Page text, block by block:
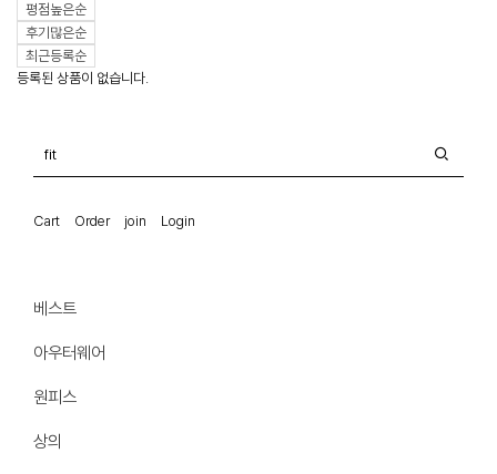
평점높은순
후기많은순
최근등록순
등록된 상품이 없습니다.
Cart Order join Login
베스트
아우터웨어
원피스
상의